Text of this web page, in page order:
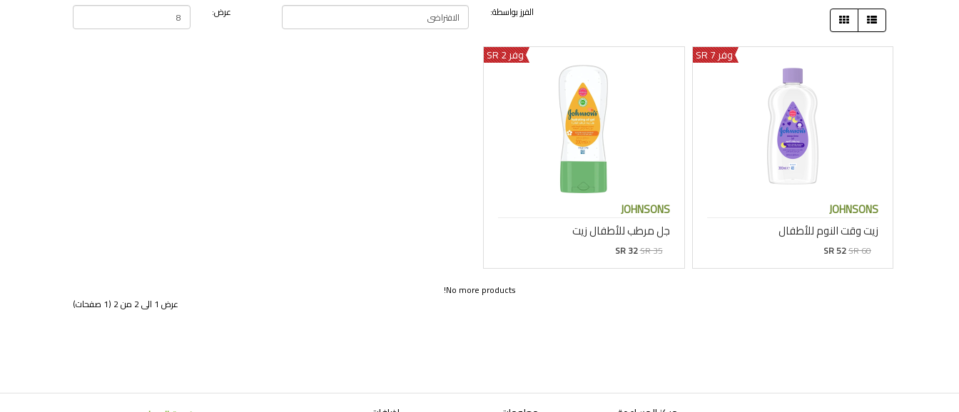
الفرز بواسطة:
عرض:
وفر 7 SR
JOHNSONS
زيت وقت النوم للأطفال
SR 52SR 60
وفر 2 SR
JOHNSONS
جل مرطب للأطفال زيت
SR 32SR 35
No more products!
عرض 1 الى 2 من 2 (1 صفحات)